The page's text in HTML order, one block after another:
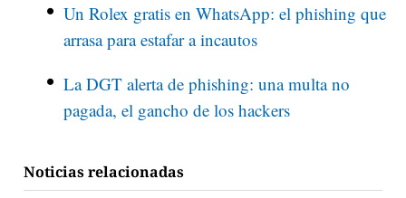
Un Rolex gratis en WhatsApp: el phishing que
arrasa para estafar a incautos
La DGT alerta de phishing: una multa no
pagada, el gancho de los hackers
Noticias relacionadas